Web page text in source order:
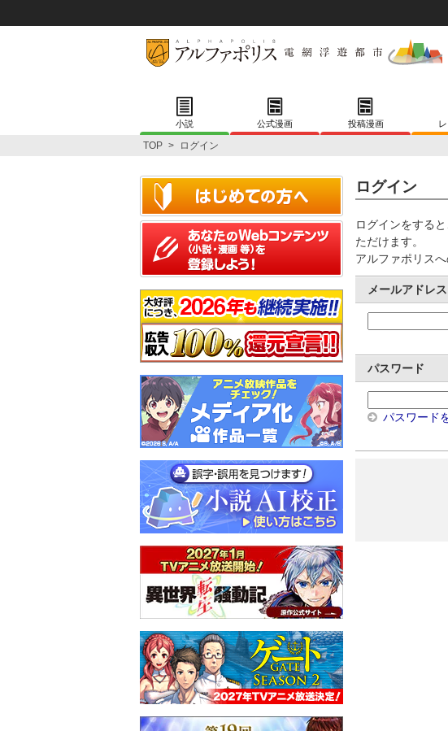
小説 公式漫画 投稿漫画
TOP > ログイン
ログイン
ログインをする
ただけます。
アルファポリス
メールアドレス
パスワード
パスワード